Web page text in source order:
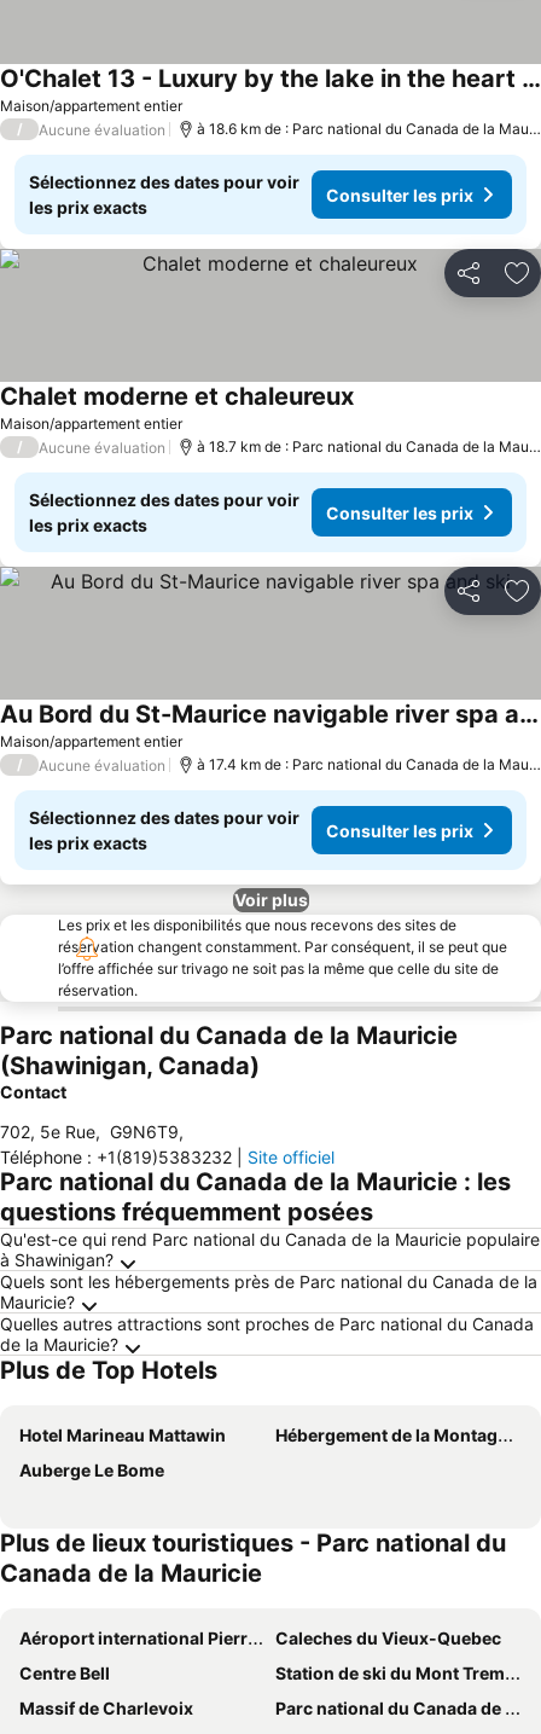
Maison/appartement entier
O'Chalet 13 - Luxury by the lake in the heart of nature!
/ Aucune évaluation à 18.6 km de : Parc national du Canada de la Mauricie
Sélectionnez des dates pour voir
les prix exacts
Consulter les prix
Partager
Maison/appartement entier
Chalet moderne et chaleureux
/ Aucune évaluation à 18.7 km de : Parc national du Canada de la Mauricie
Sélectionnez des dates pour voir
les prix exacts
Consulter les prix
Partager
Maison/appartement entier
Au Bord du St-Maurice navigable river spa and ski
/ Aucune évaluation à 17.4 km de : Parc national du Canada de la Mauricie
Sélectionnez des dates pour voir
les prix exacts
Consulter les prix
Voir plus
Les prix et les disponibilités que nous recevons des sites de
réservation changent constamment. Par conséquent, il se peut que
l’offre affichée sur trivago ne soit pas la même que celle du site de
réservation.
Parc national du Canada de la Mauricie
(Shawinigan, Canada)
Contact
702, 5e Rue, G9N6T9,
Téléphone : +1(819)5383232 Site officiel
Parc national du Canada de la Mauricie : les
questions fréquemment posées
Qu'est-ce qui rend Parc national du Canada de la Mauricie populaire
à Shawinigan?
Quels sont les hébergements près de Parc national du Canada de la
Mauricie?
Quelles autres attractions sont proches de Parc national du Canada
de la Mauricie?
Plus de Top Hotels
Hotel Marineau Mattawin
Hébergement de la Montagne St-Roch
Auberge Le Bome
Plus de lieux touristiques - Parc national du
Canada de la Mauricie
Aéroport international Pierre-Elliott-Trudeau de Montréal
Caleches du Vieux-Quebec
Centre Bell
Station de ski du Mont Tremblant
Massif de Charlevoix
Parc national du Canada de la Mauricie